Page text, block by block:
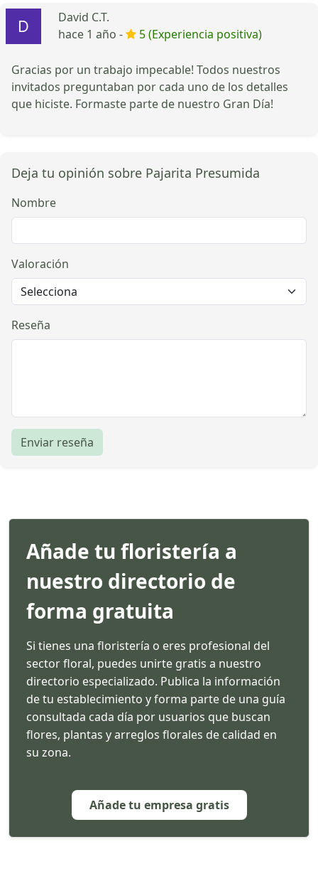
David C.T.
hace 1 año -
5 (Experiencia positiva)
Gracias por un trabajo impecable! Todos nuestros
invitados preguntaban por cada uno de los detalles
que hiciste. Formaste parte de nuestro Gran Día!
Deja tu opinión sobre Pajarita Presumida
Nombre
Valoración
Reseña
Enviar reseña
Añade tu floristería a
nuestro directorio de
forma gratuita
Si tienes una floristería o eres profesional del
sector floral, puedes unirte gratis a nuestro
directorio especializado. Publica la información
de tu establecimiento y forma parte de una guía
consultada cada día por usuarios que buscan
flores, plantas y arreglos florales de calidad en
su zona.
Añade tu empresa gratis